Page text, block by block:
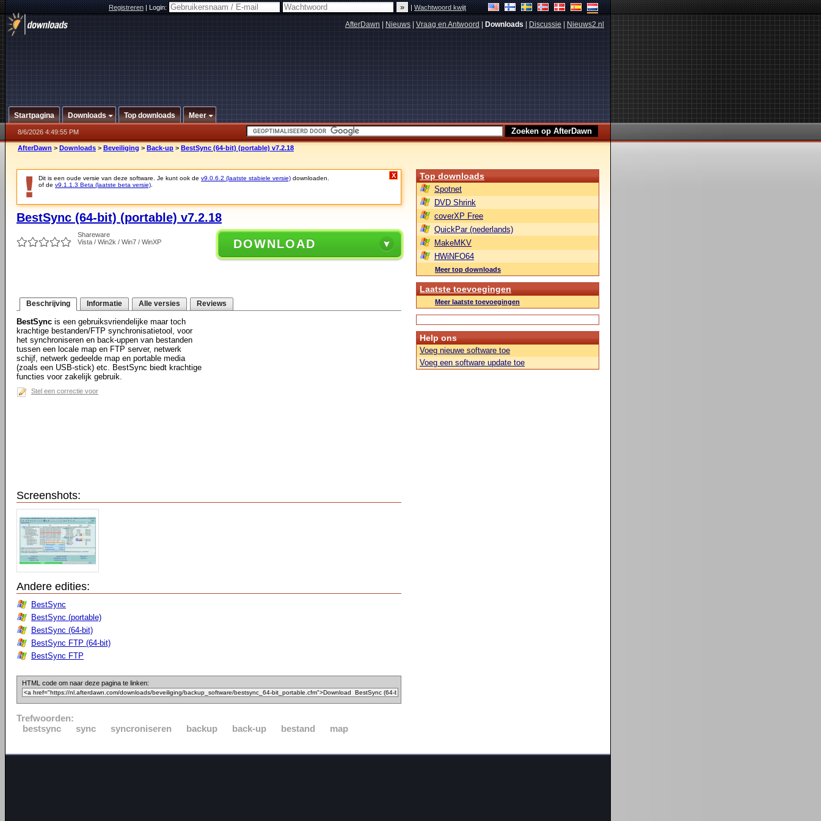
Registreren|Login: |Wachtwoord kwijt
AfterDawn Nieuws Vraag en Antwoord Downloads Discussie Nieuws2.nl
Startpagina Downloads Top downloads Meer
8/6/2026 4:49:55 PM
AfterDawn > Downloads > Beveiliging > Back-up > BestSync (64-bit) (portable) v7.2.18
Dit is een oude versie van deze software. Je kunt ook de v9.0.6.2 (laatste stabiele versie) downloaden.
of de v9.1.1.3 Beta (laatste beta versie)
X
BestSync (64-bit) (portable) v7.2.18
Shareware
Vista / Win2k / Win7 / WinXP
DOWNLOAD
Beschrijving Informatie Alle versies Reviews
BestSync is een gebruiksvriendelijke maar toch
krachtige bestanden/FTP synchronisatietool, voor
het synchroniseren en back-uppen van bestanden
tussen een locale map en FTP server, netwerk
schijf, netwerk gedeelde map en portable media
(zoals een USB-stick) etc. BestSync biedt krachtige
functies voor zakelijk gebruik.
Stel een correctie voor
Screenshots:
Andere edities:
BestSync
BestSync (portable)
BestSync (64-bit)
BestSync FTP (64-bit)
BestSync FTP
HTML code om naar deze pagina te linken:
Trefwoorden:
bestsync
sync syncroniseren backup back-up bestand map
Top downloads
Spotnet
DVD Shrink
coverXP Free
QuickPar (nederlands)
MakeMKV
HWiNFO64
Meer top downloads
Laatste toevoegingen
Meer laatste toevoegingen
Help ons
Voeg nieuwe software toe
Voeg een software update toe